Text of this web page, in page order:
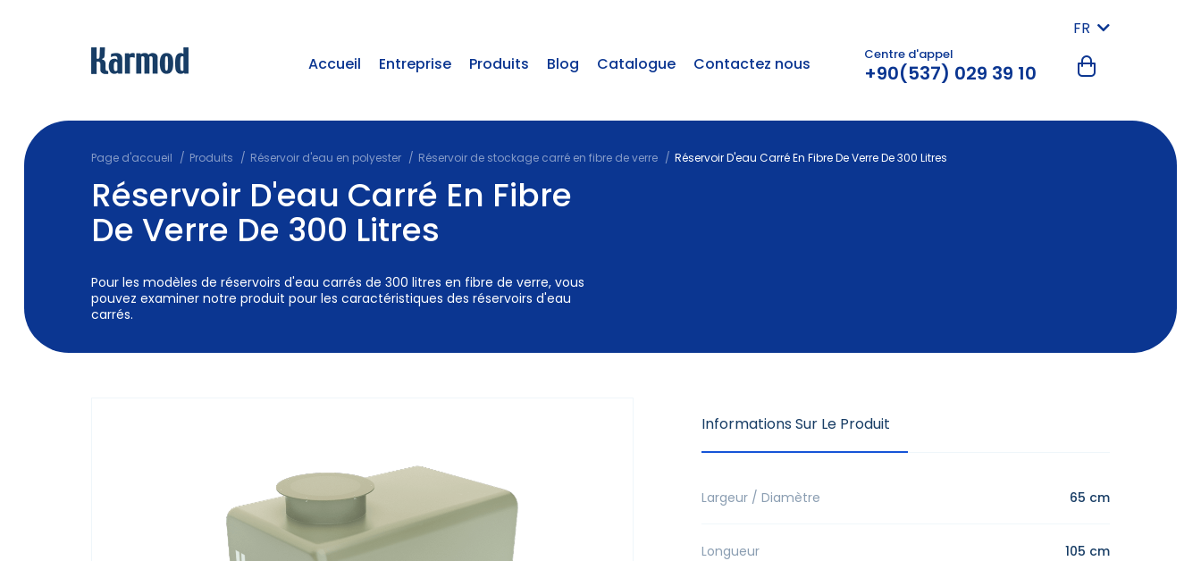
FR
Accueil
Entreprise Produits Blog Catalogue Contactez nous Centre d'appel
+90(537) 029 39 10
Page d'accueil Produits Réservoir d'eau en polyester Réservoir de stockage carré en fibre de verre Réservoir D'eau Carré En Fibre De Verre De 300 Litres
Réservoir D'eau Carré En Fibre
De Verre De 300 Litres
Pour les modèles de réservoirs d'eau carrés de 300 litres en fibre de verre, vous
pouvez examiner notre produit pour les caractéristiques des réservoirs d'eau
carrés.
Informations Sur Le Produit
Largeur / Diamètre 65 cm
Longueur 105 cm